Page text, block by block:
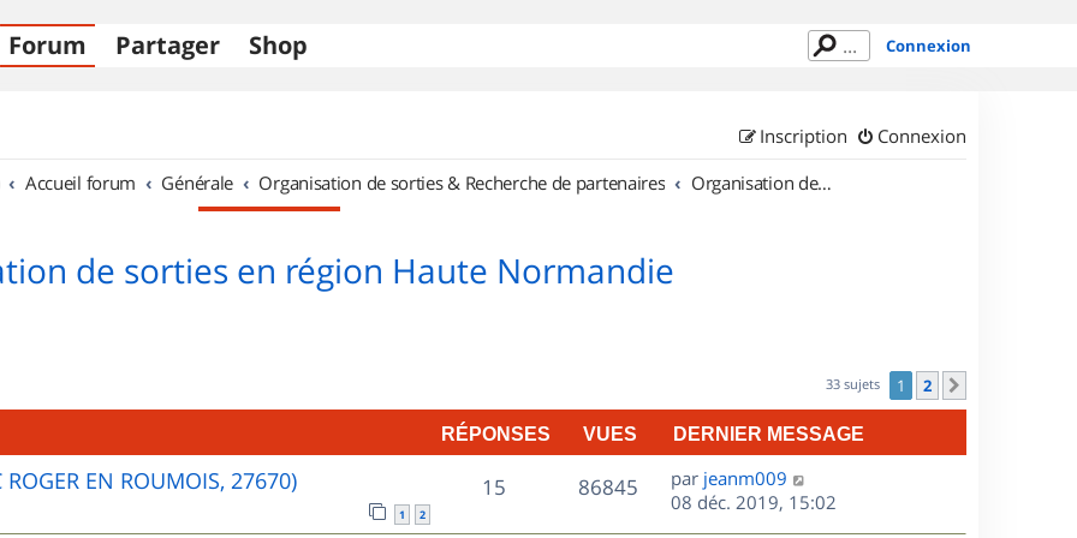
Forum Partager Shop Connexion
Connexion
Inscription
Accueil forum Générale Organisation de sorties & Recherche de partenaires Organisation de sorties en région Haute Normandie
de sorties en région Haute Normandie
33 sujets 1 2
RÉPONSES VUES DERNIER MESSAGE
EN ROUMOIS, 27670)
1 2
15R
é
86845V
u
D
e
par jeanm009
08 déc. 2019, 15:02